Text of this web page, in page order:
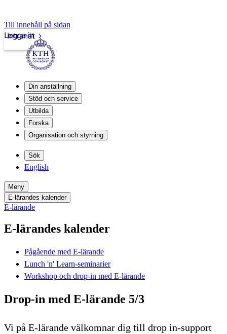
Till innehåll på sidan
Intranät
Logga in
Din anställning
Stöd och service
Utbilda
Forska
Organisation och styrning
Sök
English
Meny
E-lärandes kalender
E-lärande
E-lärandes kalender
Pågående med E-lärande
Lunch 'n' Learn-seminarier
Workshop och drop-in med E-lärande
Drop-in med E-lärande 5/3
Vi på E-lärande välkomnar dig till drop in-support